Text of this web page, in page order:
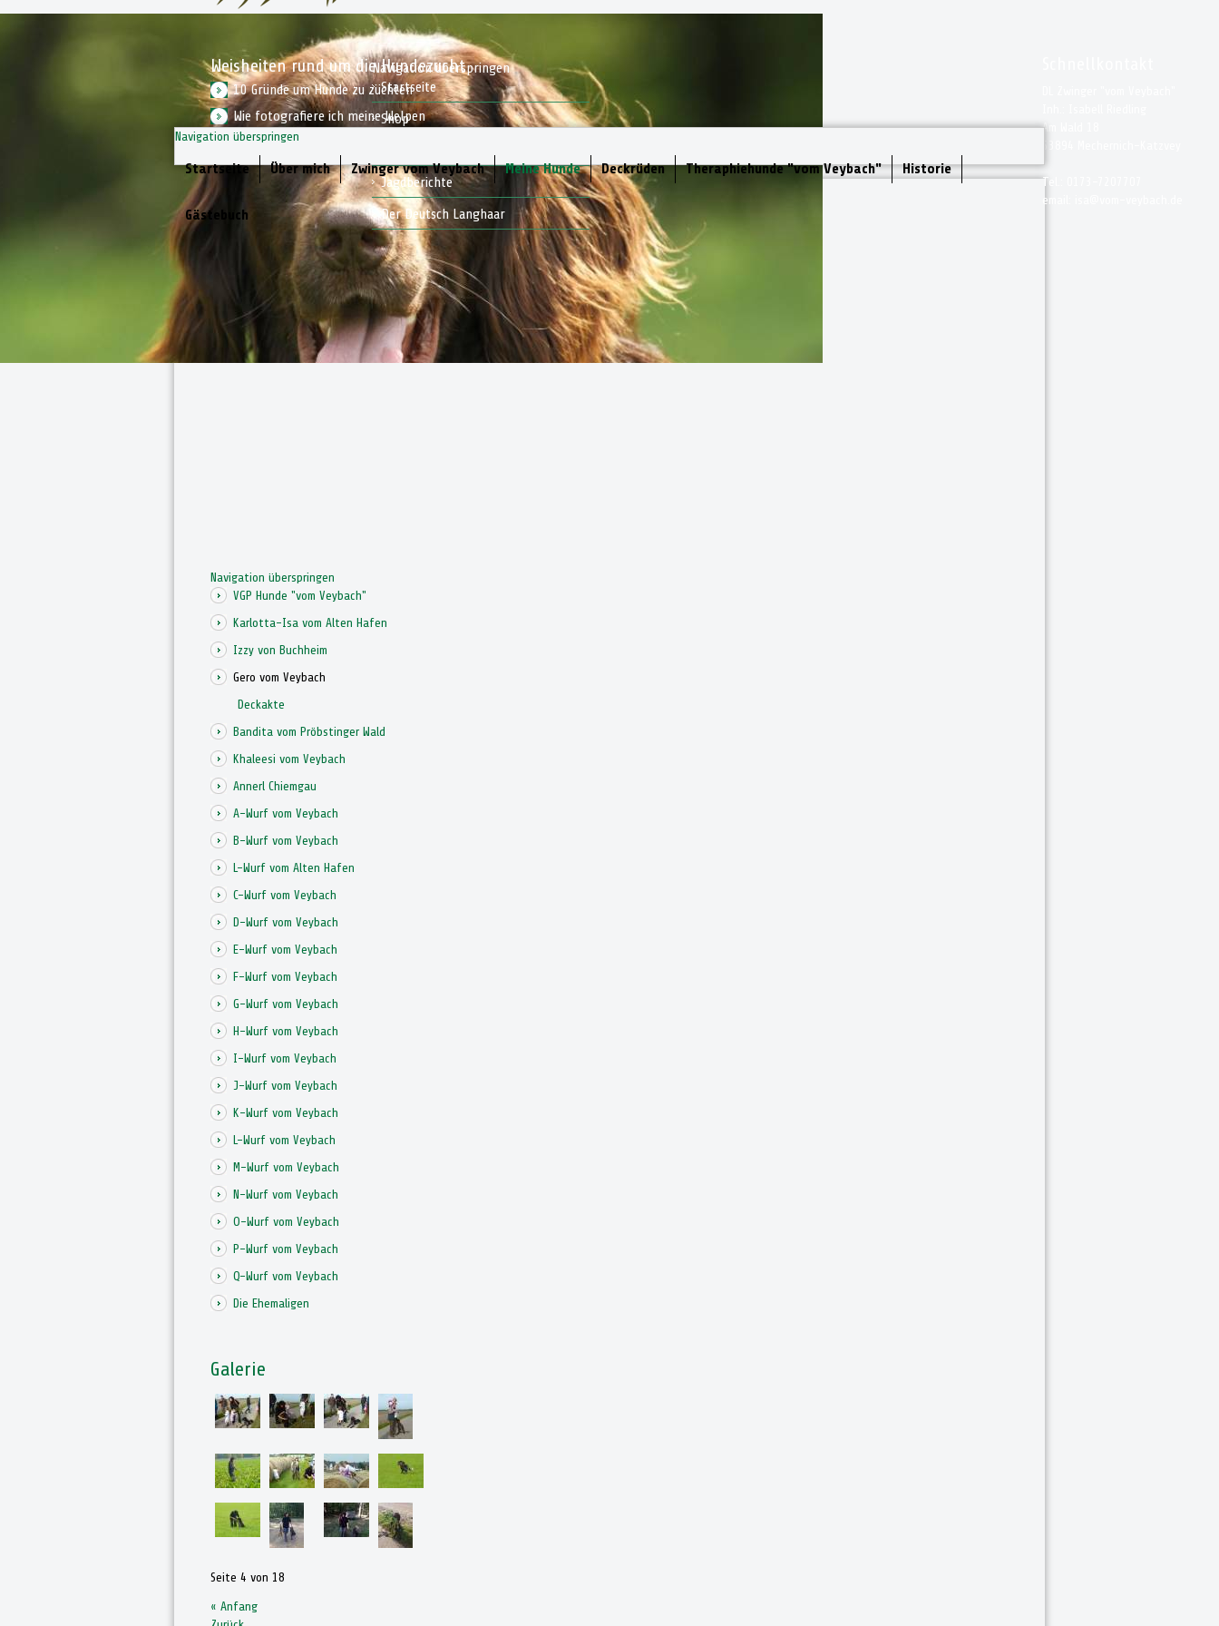
Navigation überspringen
Startseite Über mich Zwinger vom Veybach Meine Hunde Deckrüden Theraphiehunde "vom Veybach" Historie
Gästebuch
Navigation überspringen
VGP Hunde "vom Veybach"
Karlotta-Isa vom Alten Hafen
Izzy von Buchheim
Gero vom Veybach
Deckakte
Bandita vom Pröbstinger Wald
Khaleesi vom Veybach
Annerl Chiemgau
A-Wurf vom Veybach
B-Wurf vom Veybach
L-Wurf vom Alten Hafen
C-Wurf vom Veybach
D-Wurf vom Veybach
E-Wurf vom Veybach
F-Wurf vom Veybach
G-Wurf vom Veybach
H-Wurf vom Veybach
I-Wurf vom Veybach
J-Wurf vom Veybach
K-Wurf vom Veybach
L-Wurf vom Veybach
M-Wurf vom Veybach
N-Wurf vom Veybach
O-Wurf vom Veybach
P-Wurf vom Veybach
Q-Wurf vom Veybach
Die Ehemaligen
Galerie
Seite 4 von 18
« Anfang
Weisheiten rund um die Hundezucht
10 Gründe um Hunde zu züchten
Wie fotografiere ich meine Welpen
Wie bereite ich mich auf einen Welpen vor
Navigation überspringen
Startseite
Shop
Jagdberichte
Der Deutsch Langhaar
Am Wald 18
Tel.: 0173-7207707
email: isa@vom-veybach.de